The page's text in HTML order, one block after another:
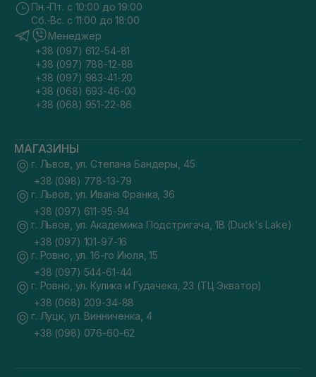
Пн.-Пт. с 10:00 до 19:00
Сб.-Вс. с 11:00 до 18:00
Менеджер
+38 (097) 612-54-81
+38 (097) 788-12-88
+38 (097) 983-41-20
+38 (068) 693-46-00
+38 (068) 951-22-86
МАГАЗИНЫ
г. Львов, ул. Степана Бандеры, 45
+38 (098) 778-13-79
г. Львов, ул. Ивана Франка, 36
+38 (097) 611-95-94
г. Львов, ул. Академика Подстригача, 1В (Duck's Lake)
+38 (097) 101-97-16
г. Ровно, ул. 16-го Июля, 15
+38 (097) 544-61-44
г. Ровно, ул. Кулика и Гудачека, 23 (ТЦ Экватор)
+38 (068) 209-34-88
г. Луцк, ул. Винниченка, 4
+38 (098) 076-60-62